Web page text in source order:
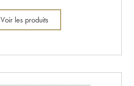
Voir les produits